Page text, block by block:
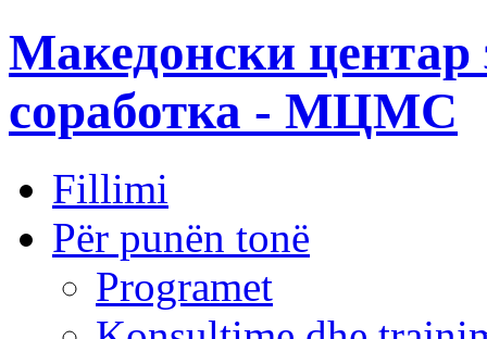
Македонски центар
соработка - МЦМС
Fillimi
Për punën tonë
Programet